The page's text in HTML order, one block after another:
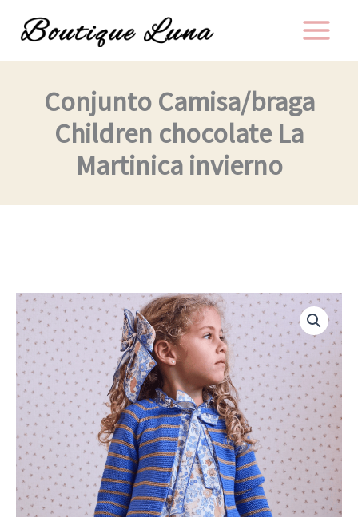
Conjunto Camisa/braga
Children chocolate La
Martinica invierno